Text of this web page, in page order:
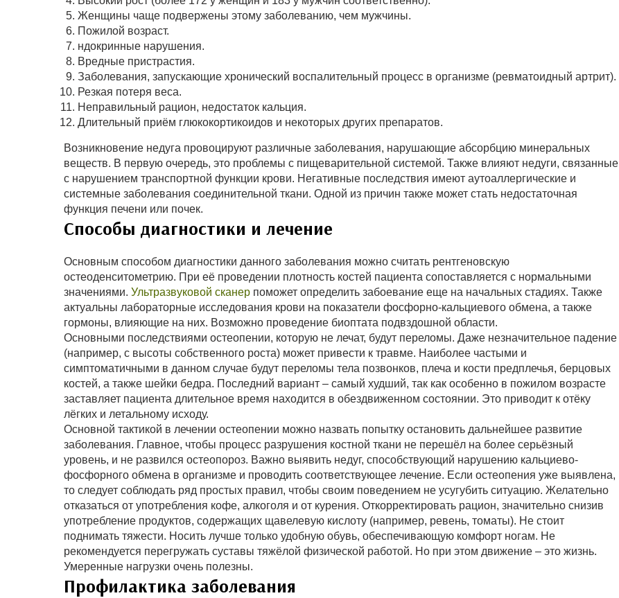
Женщины чаще подвержены этому заболеванию, чем мужчины.
Пожилой возраст.
ндокринные нарушения.
Вредные пристрастия.
Заболевания, запускающие хронический воспалительный процесс в организме (ревматоидный артрит).
Резкая потеря веса.
Неправильный рацион, недостаток кальция.
Длительный приём глюкокортикоидов и некоторых других препаратов.
Возникновение недуга провоцируют различные заболевания, нарушающие абсорбцию минеральных
веществ. В первую очередь, это проблемы с пищеварительной системой. Также влияют недуги, связанные
с нарушением транспортной функции крови. Негативные последствия имеют аутоаллергические и
системные заболевания соединительной ткани. Одной из причин также может стать недостаточная
функция печени или почек.
Способы диагностики и лечение
Основным способом диагностики данного заболевания можно считать рентгеновскую
остеоденситометрию. При её проведении плотность костей пациента сопоставляется с нормальными
значениями. Ультразвуковой сканер поможет определить забоевание еще на начальных стадиях. Также
актуальны лабораторные исследования крови на показатели фосфорно-кальциевого обмена, а также
гормоны, влияющие на них. Возможно проведение биоптата подвздошной области.
Основными последствиями остеопении, которую не лечат, будут переломы. Даже незначительное падение
(например, с высоты собственного роста) может привести к травме. Наиболее частыми и
симптоматичными в данном случае будут переломы тела позвонков, плеча и кости предплечья, берцовых
костей, а также шейки бедра. Последний вариант – самый худший, так как особенно в пожилом возрасте
заставляет пациента длительное время находится в обездвиженном состоянии. Это приводит к отёку
лёгких и летальному исходу.
Основной тактикой в лечении остеопении можно назвать попытку остановить дальнейшее развитие
заболевания. Главное, чтобы процесс разрушения костной ткани не перешёл на более серьёзный
уровень, и не развился остеопороз. Важно выявить недуг, способствующий нарушению кальциево-
фосфорного обмена в организме и проводить соответствующее лечение. Если остеопения уже выявлена,
то следует соблюдать ряд простых правил, чтобы своим поведением не усугубить ситуацию. Желательно
отказаться от употребления кофе, алкоголя и от курения. Откорректировать рацион, значительно снизив
употребление продуктов, содержащих щавелевую кислоту (например, ревень, томаты). Не стоит
поднимать тяжести. Носить лучше только удобную обувь, обеспечивающую комфорт ногам. Не
рекомендуется перегружать суставы тяжёлой физической работой. Но при этом движение – это жизнь.
Умеренные нагрузки очень полезны.
Профилактика заболевания